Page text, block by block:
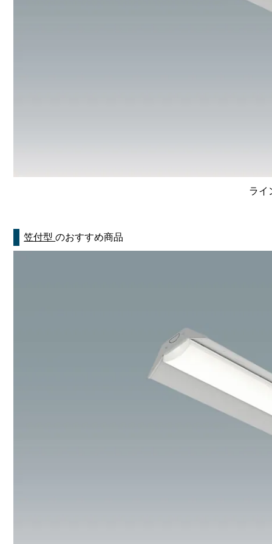
ライ
笠付型のおすすめ商品